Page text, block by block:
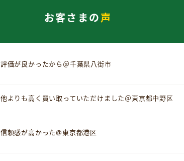
お客さまの声
評価が良かったから＠千葉県八街市
他よりも高く買い取っていただけました＠東京都中野区
信頼感が高かった@東京都港区